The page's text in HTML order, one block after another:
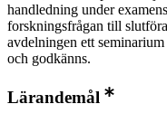
handledning under
forskningsfrågan till
avdelningen ett
och godkänns.
Lärandemål